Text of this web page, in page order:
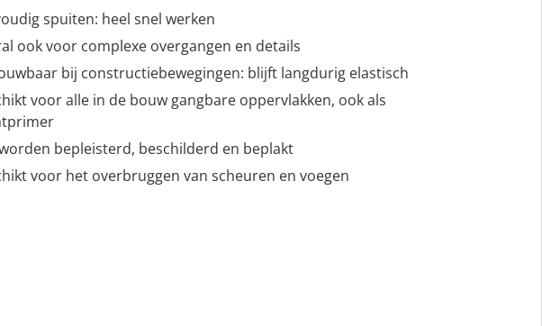
spuiten: heel snel werken
ook voor complexe overgangen en details
bij constructiebewegingen: blijft langdurig elastisch
voor alle in de bouw gangbare oppervlakken, ook als
bepleisterd, beschilderd en beplakt
voor het overbruggen van scheuren en voegen